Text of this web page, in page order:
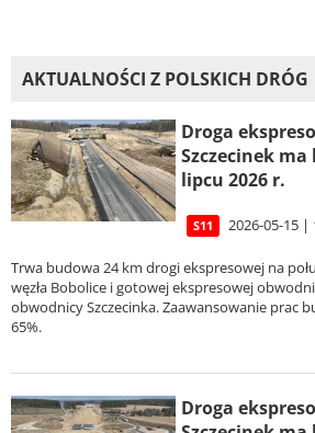
AKTUALNOŚCI Z POLSKICH DRÓG
Droga
Szczecinek
lipcu 2026 r.
S11 2026-05-15 |
Trwa budowa 24 km drogi ekspresowej na
węzła Bobolice i gotowej ekspresowej
obwodnicy Szczecinka. Zaawansowanie prac
65%.
Droga